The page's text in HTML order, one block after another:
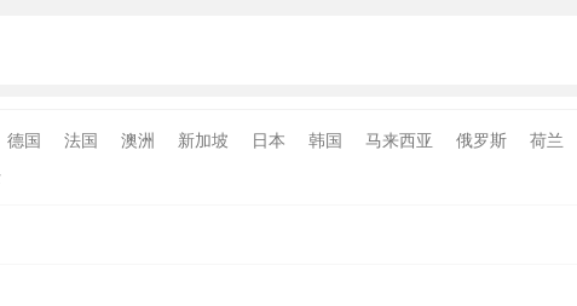
德国 法国 澳洲 新加坡 日本 韩国 马来西亚 俄罗斯 荷兰